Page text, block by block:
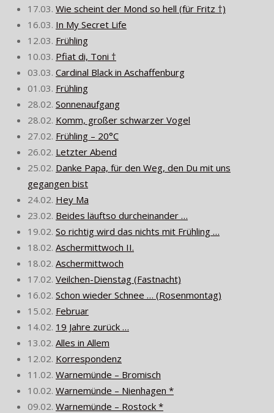
17.03. Wie scheint der Mond so hell (für Fritz †)
16.03. In My Secret Life
12.03. Frühling
10.03. Pfiat di, Toni †
03.03. Cardinal Black in Aschaffenburg
01.03. Frühling
28.02. Sonnenaufgang
28.02. Komm, großer schwarzer Vogel
27.02. Frühling – 20°C
26.02. Letzter Abend
25.02. Danke Papa, für den Weg, den Du mit uns
gegangen bist
24.02. Hey Ma
23.02. Beides läuftso durcheinander …
19.02. So richtig wird das nichts mit Frühling …
18.02. Aschermittwoch II.
18.02. Aschermittwoch
17.02. Veilchen-Dienstag (Fastnacht)
16.02. Schon wieder Schnee … (Rosenmontag)
15.02. Februar
14.02. 19 Jahre zurück …
13.02. Alles in Allem
12.02. Korrespondenz
11.02. Warnemünde – Bromisch
10.02. Warnemünde – Nienhagen *
09.02. Warnemünde – Rostock *